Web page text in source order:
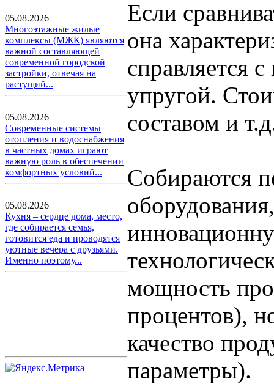
05.08.2026
Многоэтажные жилые
комплексы (МЖК) являются
важной составляющей
современной городской
застройки, отвечая на
растущий...
05.08.2026
Современные системы
отопления и водоснабжения
в частных домах играют
важную роль в обеспечении
комфортных условий...
05.08.2026
Кухня – сердце дома, место,
где собирается семья,
готовится еда и проводятся
уютные вечера с друзьями.
Именно поэтому...
Если
она
справляется
упругой.
составом и
Собираются
мощность
процентов),
качество
параметры).